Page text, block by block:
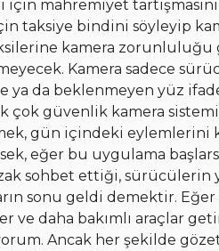
mahremiyet
taksiye bindini söyleyip
kamera zorunluluğu
Kamera sadece
da beklenmeyen yüz
çok güvenlik kamera
gün içindeki eylemlerini
eğer bu uygulama
sohbet ettiği, sürücülerin
sonu geldi demektir.
daha bakımlı araçlar
Ancak her şekilde